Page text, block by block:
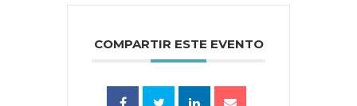
COMPARTIR ESTE EVENTO